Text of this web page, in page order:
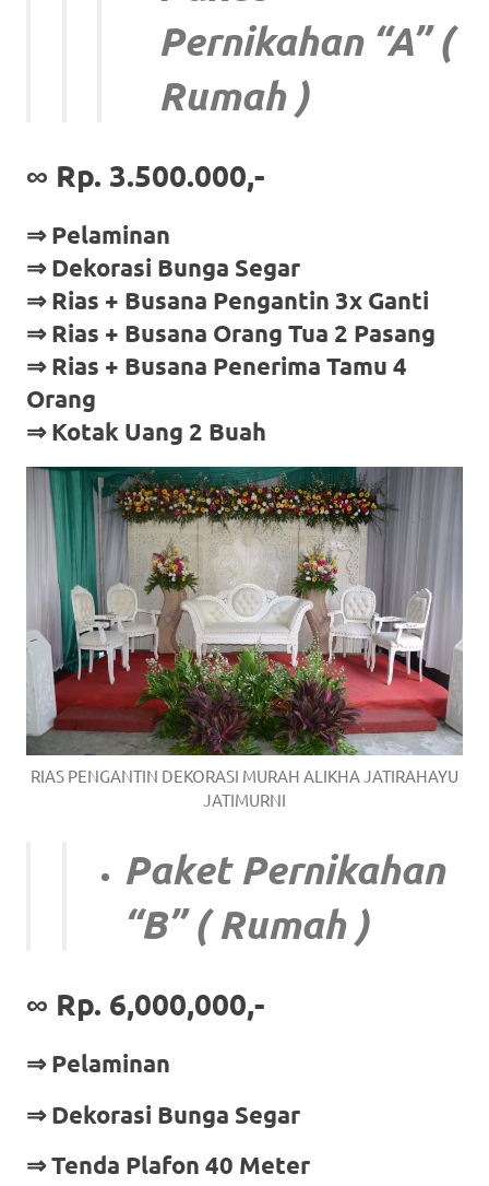
Pernikahan “A” (
Rumah )
∞ Rp. 3.500.000,-
⇒ Pelaminan
⇒ Dekorasi Bunga Segar
⇒ Rias + Busana Pengantin 3x Ganti
⇒ Rias + Busana Orang Tua 2 Pasang
⇒ Rias + Busana Penerima Tamu 4
Orang
⇒ Kotak Uang 2 Buah
RIAS PENGANTIN DEKORASI MURAH ALIKHA JATIRAHAYU
JATIMURNI
Paket Pernikahan
“B” ( Rumah )
∞ Rp. 6,000,000,-
⇒ Pelaminan
⇒ Dekorasi Bunga Segar
⇒ Tenda Plafon 40 Meter